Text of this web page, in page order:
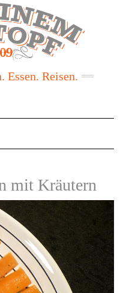
Reisen.
mit Kräutern